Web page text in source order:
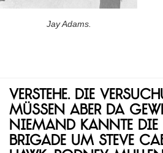
Jay Adams.
Verstehe. Die
müssen aber da
Niemand kannte die
Brigade um Steve